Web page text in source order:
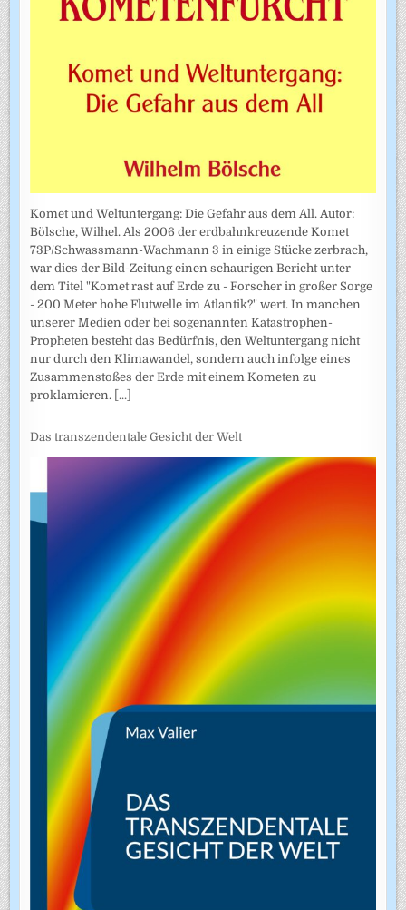
Komet und Weltuntergang: Die Gefahr aus dem All. Autor:
Bölsche, Wilhel. Als 2006 der erdbahnkreuzende Komet
73P/Schwassmann-Wachmann 3 in einige Stücke zerbrach,
war dies der Bild-Zeitung einen schaurigen Bericht unter
dem Titel "Komet rast auf Erde zu - Forscher in großer Sorge
- 200 Meter hohe Flutwelle im Atlantik?" wert. In manchen
unserer Medien oder bei sogenannten Katastrophen-
Propheten besteht das Bedürfnis, den Weltuntergang nicht
nur durch den Klimawandel, sondern auch infolge eines
Zusammenstoßes der Erde mit einem Kometen zu
proklamieren. [...]
Das transzendentale Gesicht der Welt